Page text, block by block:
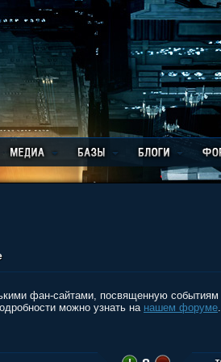
фан-сайтами, посвященную событиям
можно узнать на нашем форуме.